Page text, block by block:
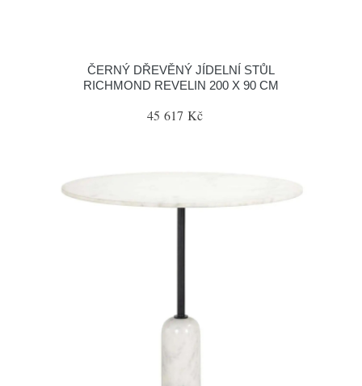
ČERNÝ DŘEVĚNÝ JÍDELNÍ STŮL
RICHMOND REVELIN 200 X 90 CM
45 617 Kč